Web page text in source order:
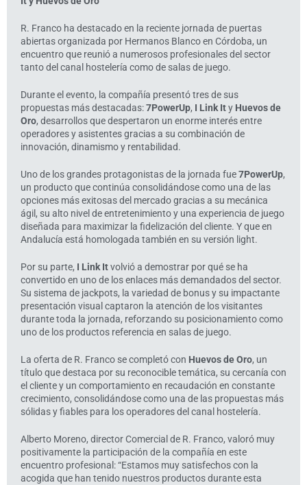
R. Franco ha destacado en la reciente jornada de puertas
abiertas organizada por Hermanos Blanco en Córdoba, un
encuentro que reunió a numerosos profesionales del sector
tanto del canal hostelería como de salas de juego.
Durante el evento, la compañía presentó tres de sus
propuestas más destacadas:7PowerUp, I Link Ity Huevos de
Oro, desarrollos que despertaron un enorme interés entre
operadores y asistentes gracias a su combinación de
innovación, dinamismo y rentabilidad.
Uno de los grandes protagonistas de la jornada fue7PowerUp,
un producto que continúa consolidándose como una de las
opciones más exitosas del mercado gracias a su mecánica
ágil, su alto nivel de entretenimiento y una experiencia de juego
diseñada para maximizar la fidelización del cliente. Y que en
Andalucía está homologada también en su versión light.
Por su parte, I Link Itvolvió a demostrar por qué se ha
convertido en uno de los enlaces más demandados del sector.
Su sistema de jackpots, la variedad de bonus y su impactante
presentación visual captaron la atención de los visitantes
durante toda la jornada, reforzando su posicionamiento como
uno de los productos referencia en salas de juego.
La oferta de R. Franco se completó con Huevos de Oro, un
título que destaca por su reconocible temática, su cercanía con
el cliente y un comportamiento en recaudación en constante
crecimiento, consolidándose como una de las propuestas más
sólidas y fiables para los operadores del canal hostelería.
Alberto Moreno, director Comercial de R. Franco, valoró muy
positivamente la participación de la compañía en este
encuentro profesional: “Estamos muy satisfechos con la
acogida que han tenido nuestros productos durante esta